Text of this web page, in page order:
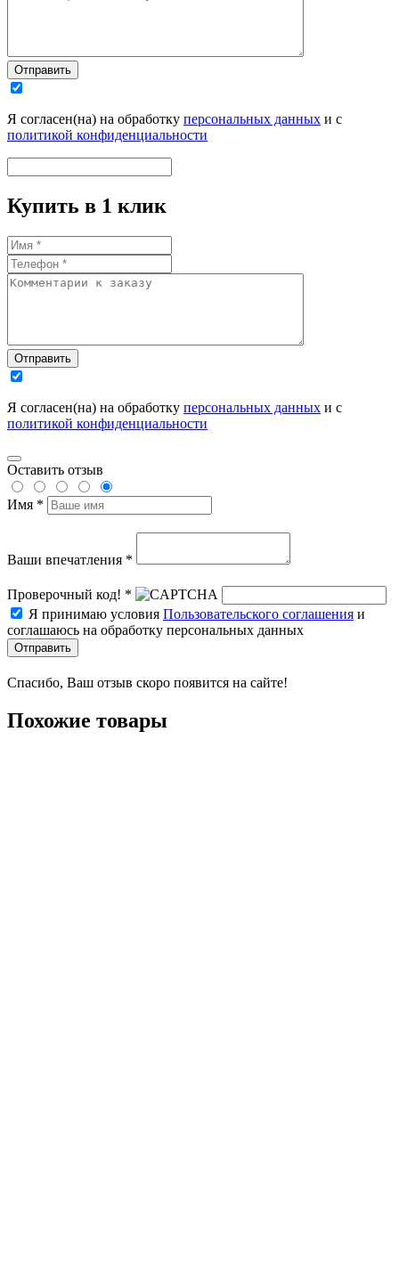
Отправить
Я согласен(на) на обработку персональных данных и с
политикой конфиденциальности
Купить в 1 клик
Отправить
Я согласен(на) на обработку персональных данных и с
политикой конфиденциальности
Оставить отзыв
Имя *
Ваши впечатления *
Проверочный код! *
Я принимаю условия Пользовательского соглашения и
соглашаюсь на обработку персональных данных
Отправить
Спасибо, Ваш отзыв скоро появится на сайте!
Похожие товары